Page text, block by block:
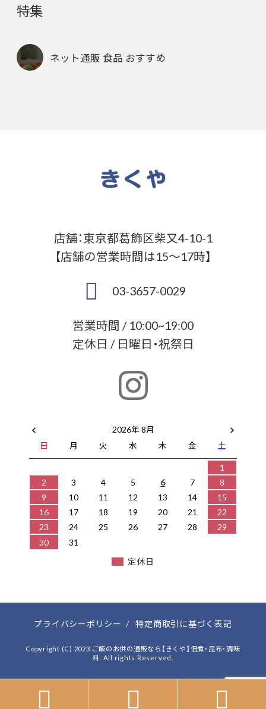
特集
ネット通販 食品 おすすめ
店舗：東京都葛飾区柴又4-10-1
【店舗の営業時間は15～17時】
03-3657-0029
営業時間 / 10:00~19:00
定休日 / 日曜日・祝祭日
2026年 8月
日
月 火 水 木 金
土
1
2
3 4 5 6 7
8
9
10 11 12 13 14
15
16
17 18 19 20 21
22
23
24 25 26 27 28
29
30
31
定休日
プライバシーポリシー / 特定商取引に基づく表記
Copyright (C) 2023 ご飯のお供の通販なら【きくや】佃煮・昆布・調味
料. All rights Reserved.
  